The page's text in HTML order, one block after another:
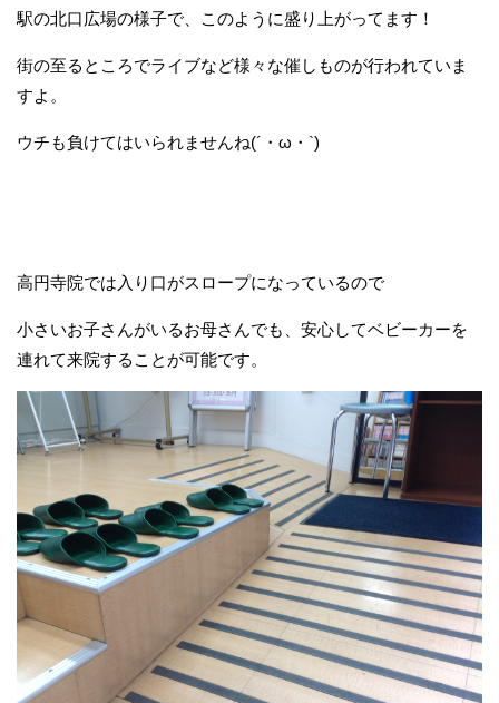
駅の北口広場の様子で、このように盛り上がってます！
街の至るところでライブなど様々な催しものが行われていま
すよ。
ウチも負けてはいられませんね(´・ω・`)
高円寺院では入り口がスロープになっているので
小さいお子さんがいるお母さんでも、安心してベビーカーを
連れて来院することが可能です。